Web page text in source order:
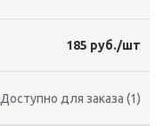
185 руб./шт
Доступно для заказа (1)